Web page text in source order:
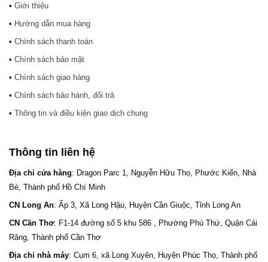
• Giới thiệu
• Hướng dẫn mua hàng
• Chính sách thanh toán
• Chính sách bảo mật
• Chính sách giao hàng
• Chính sách bảo hành, đổi trả
• Thông tin và điều kiện giao dịch chung
Thông tin liên hệ
Địa chỉ cửa hàng: Dragon Parc 1, Nguyễn Hữu Thọ, Phước Kiển, Nhà
Bè, Thành phố Hồ Chí Minh
CN Long An: Ấp 3, Xã Long Hậu, Huyện Cần Giuộc, Tỉnh Long An
CN Cần Thơ: F1-14 đường số 5 khu 586 , Phường Phú Thứ, Quận Cái
Răng, Thành phố Cần Thơ
Địa chỉ nhà máy: Cụm 6, xã Long Xuyên, Huyện Phúc Thọ, Thành phố